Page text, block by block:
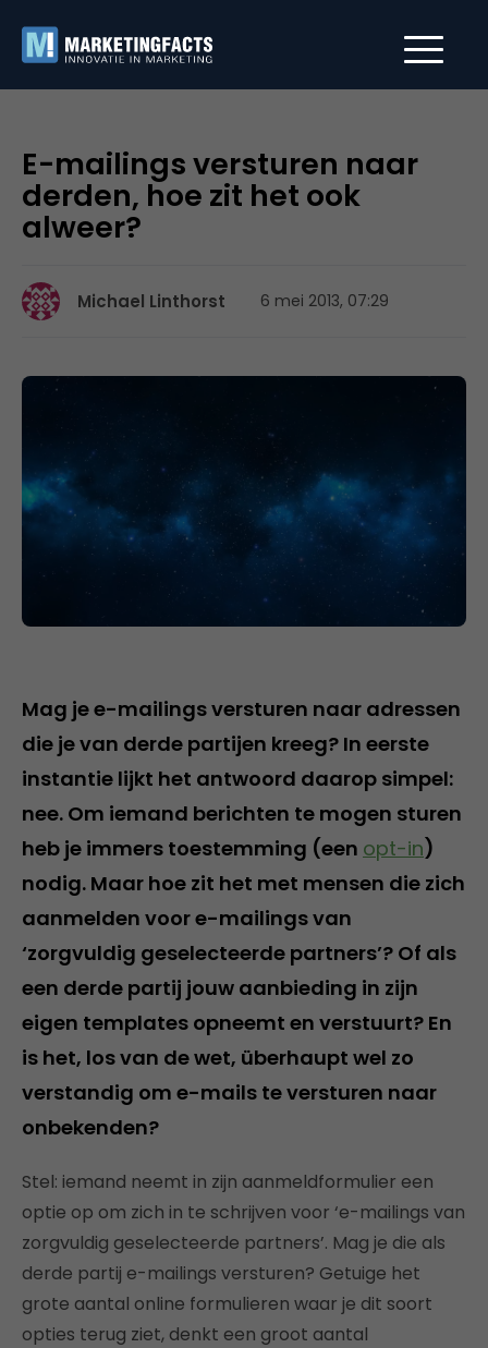
E-mailings versturen naar
derden, hoe zit het ook
alweer?
Michael Linthorst 6 mei 2013, 07:29
Mag je e-mailings versturen naar adressen
die je van derde partijen kreeg? In eerste
instantie lijkt het antwoord daarop simpel:
nee. Om iemand berichten te mogen sturen
heb je immers toestemming (een opt-in)
nodig. Maar hoe zit het met mensen die zich
aanmelden voor e-mailings van
‘zorgvuldig geselecteerde partners’? Of als
een derde partij jouw aanbieding in zijn
eigen templates opneemt en verstuurt? En
is het, los van de wet, überhaupt wel zo
verstandig om e-mails te versturen naar
onbekenden?
Stel: iemand neemt in zijn aanmeldformulier een
optie op om zich in te schrijven voor ‘e-mailings van
zorgvuldig geselecteerde partners’. Mag je die als
derde partij e-mailings versturen? Getuige het
grote aantal online formulieren waar je dit soort
opties terug ziet, denkt een groot aantal